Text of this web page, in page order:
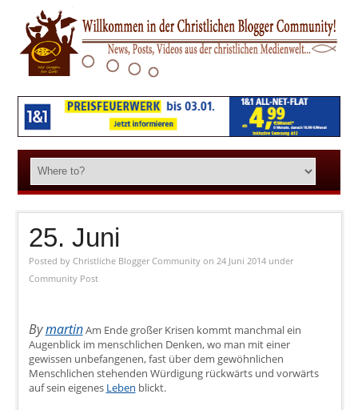
25. Juni
Posted by Christliche Blogger Community on 24 Juni 2014 under
Community Post
BymartinAm Ende großer Krisen kommt manchmal ein
Augenblick im menschlichen Denken, wo man mit einer
gewissen unbefangenen, fast über dem gewöhnlichen
Menschlichen stehenden Würdigung rückwärts und vorwärts
auf sein eigenes Leben blickt.